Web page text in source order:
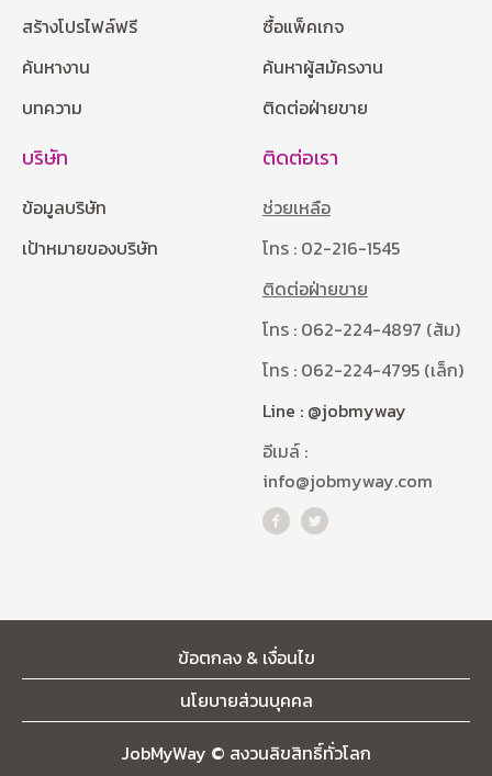
สร้างโปรไฟล์ฟรี
ค้นหางาน
บทความ
ซื้อแพ็คเกจ
ค้นหาผู้สมัครงาน
ติดต่อฝ่ายขาย
บริษัท
ข้อมูลบริษัท
เป้าหมายของบริษัท
ติดต่อเรา
ช่วยเหลือ
โทร : 02-216-1545
ติดต่อฝ่ายขาย
โทร : 062-224-4897 (ส้ม)
โทร : 062-224-4795 (เล็ก)
Line : @jobmyway
อีเมล์ :
info@jobmyway.com
ข้อตกลง & เงื่อนไข
นโยบายส่วนบุคคล
JobMyWay © สงวนลิขสิทธิ์ทั่วโลก